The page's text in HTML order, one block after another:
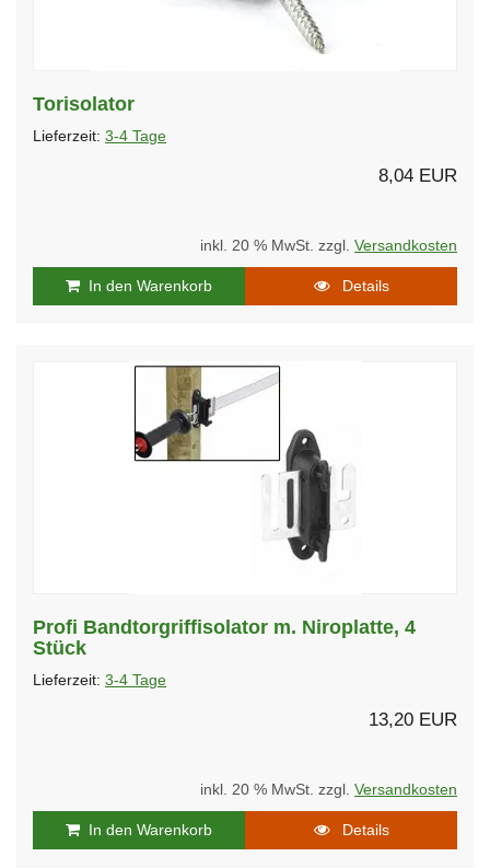
Torisolator
Lieferzeit: 3-4 Tage
8,04 EUR
inkl. 20 % MwSt. zzgl. Versandkosten
In den Warenkorb Details
Profi Bandtorgriffisolator m. Niroplatte, 4
Stück
Lieferzeit: 3-4 Tage
13,20 EUR
inkl. 20 % MwSt. zzgl. Versandkosten
In den Warenkorb Details